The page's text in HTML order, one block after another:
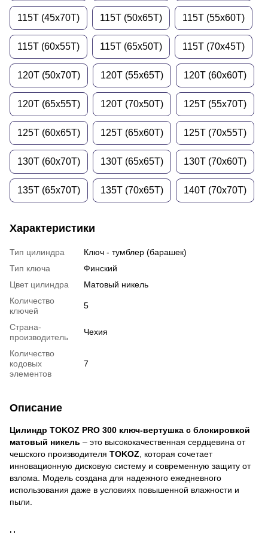
115T (45x70T) 115T (50x65T) 115T (55x60T)
115T (60x55T) 115T (65x50T) 115T (70x45T)
120T (50x70T) 120T (55x65T) 120T (60x60T)
120T (65x55T) 120T (70x50T) 125T (55x70T)
125T (60x65T) 125T (65x60T) 125T (70x55T)
130T (60x70T) 130T (65x65T) 130T (70x60T)
135T (65x70T) 135T (70x65T) 140T (70x70T)
Характеристики
Тип цилиндра
Ключ - тумблер (барашек)
Тип ключа
Финский
Цвет цилиндра
Матовый никель
Количество
ключей
5
Страна-
производитель
Чехия
Количество
кодовых
элементов
7
Описание
Цилиндр TOKOZ PRO 300 ключ-вертушка с блокировкой
матовый никель – это высококачественная сердцевина от
чешского производителя TOKOZ , которая сочетает
инновационную дисковую систему и современную защиту от
взлома. Модель создана для надежного ежедневного
использования даже в условиях повышенной влажности и
пыли.